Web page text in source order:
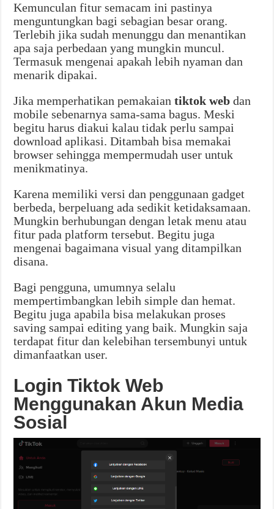
Kemunculan fitur semacam ini pastinya
menguntungkan bagi sebagian besar orang.
Terlebih jika sudah menunggu dan menantikan
apa saja perbedaan yang mungkin muncul.
Termasuk mengenai apakah lebih nyaman dan
menarik dipakai.
Jika memperhatikan pemakaian tiktok web dan
mobile sebenarnya sama-sama bagus. Meski
begitu harus diakui kalau tidak perlu sampai
download aplikasi. Ditambah bisa memakai
browser sehingga mempermudah user untuk
menikmatinya.
Karena memiliki versi dan penggunaan gadget
berbeda, berpeluang ada sedikit ketidaksamaan.
Mungkin berhubungan dengan letak menu atau
fitur pada platform tersebut. Begitu juga
mengenai bagaimana visual yang ditampilkan
disana.
Bagi pengguna, umumnya selalu
mempertimbangkan lebih simple dan hemat.
Begitu juga apabila bisa melakukan proses
saving sampai editing yang baik. Mungkin saja
terdapat fitur dan kelebihan tersembunyi untuk
dimanfaatkan user.
Login Tiktok Web
Menggunakan Akun Media
Sosial